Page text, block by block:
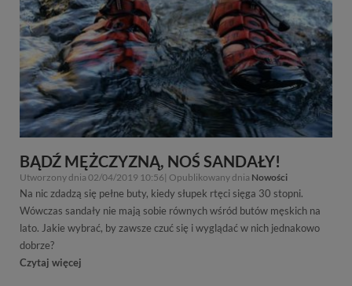
BĄDŹ MĘŻCZYZNĄ, NOŚ SANDAŁY!
Utworzony dnia 02/04/2019 10:56| Opublikowany dnia Nowości
Na nic zdadzą się pełne buty, kiedy słupek rtęci sięga 30 stopni.
Wówczas sandały nie mają sobie równych wśród butów męskich na
lato. Jakie wybrać, by zawsze czuć się i wyglądać w nich jednakowo
dobrze?
Czytaj więcej